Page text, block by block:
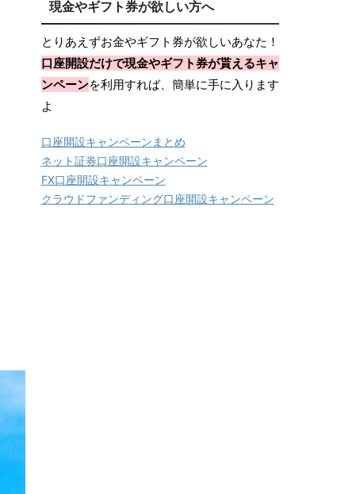
現金やギフト券が欲しい方へ
とりあえずお金やギフト券が欲しいあなた！
口座開設だけで現金やギフト券が貰えるキャ
ンペーンを利用すれば、簡単に手に入ります
よ
口座開設キャンペーンまとめ
ネット証券口座開設キャンペーン
FX口座開設キャンペーン
クラウドファンディング口座開設キャンペーン